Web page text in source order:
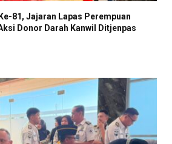
81, Jajaran Lapas Perempuan
Donor Darah Kanwil Ditjenpas